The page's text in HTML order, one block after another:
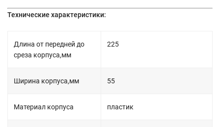
Технические характеристики:
Длина от передней до
среза корпуса,мм
225
Ширина корпуса,мм 55
Материал корпуса пластик